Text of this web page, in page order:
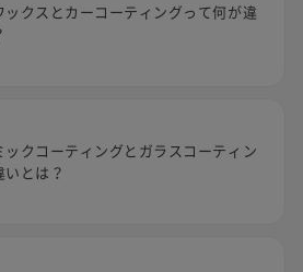
ックスとカーコーティングって何が違
ックコーティングとガラスコーティン
いとは？